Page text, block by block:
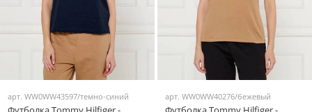
арт.WW0WW43597/темно-синий арт. WW0WW40276/бежевый